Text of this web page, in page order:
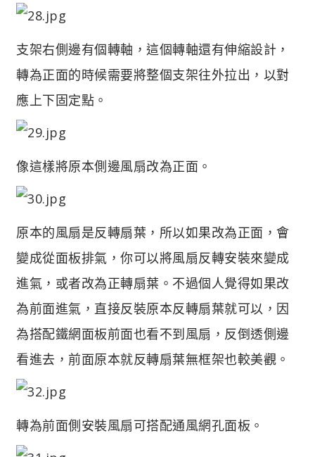
支架右側邊有個轉軸，這個轉軸還有伸縮設計，
轉為正面的時候需要將整個支架往外拉出，以對
應上下固定點。
像這樣將原本側邊風扇改為正面。
原本的風扇是反轉扇葉，所以如果改為正面，會
變成從面板排氣，你可以將風扇反轉安裝來變成
進氣，或者改為正轉扇葉。不過個人覺得如果改
為前面進氣，直接反裝原本反轉扇葉就可以，因
為搭配鐵網面板前面也看不到風扇，反倒透側邊
看進去，前面原本就反轉扇葉無框架也較美觀。
轉為前面側安裝風扇可搭配通風網孔面板。